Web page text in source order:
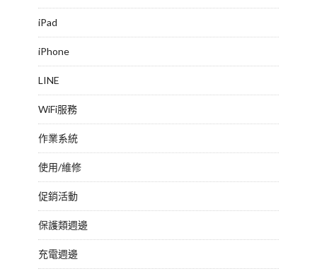
iPad
iPhone
LINE
WiFi服務
作業系統
使用/維修
促銷活動
保護類週邊
充電週邊